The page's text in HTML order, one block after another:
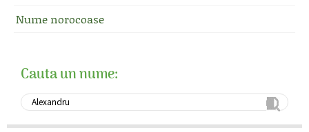
Nume norocoase
Cauta un nume: